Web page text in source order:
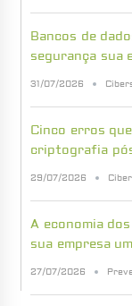
Bancos de
segurança sua
31/07/2026
Cinco erros
criptografia
29/07/2026
A economia
sua empresa
27/07/2026